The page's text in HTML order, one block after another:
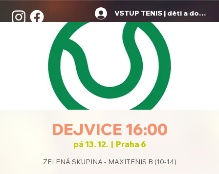
VSTUP TENIS | děti a dospělí
DEJVICE 16:00
pá 13. 12.
  |
Praha 6
ZELENÁ SKUPINA - MAXITENIS B (10-14)